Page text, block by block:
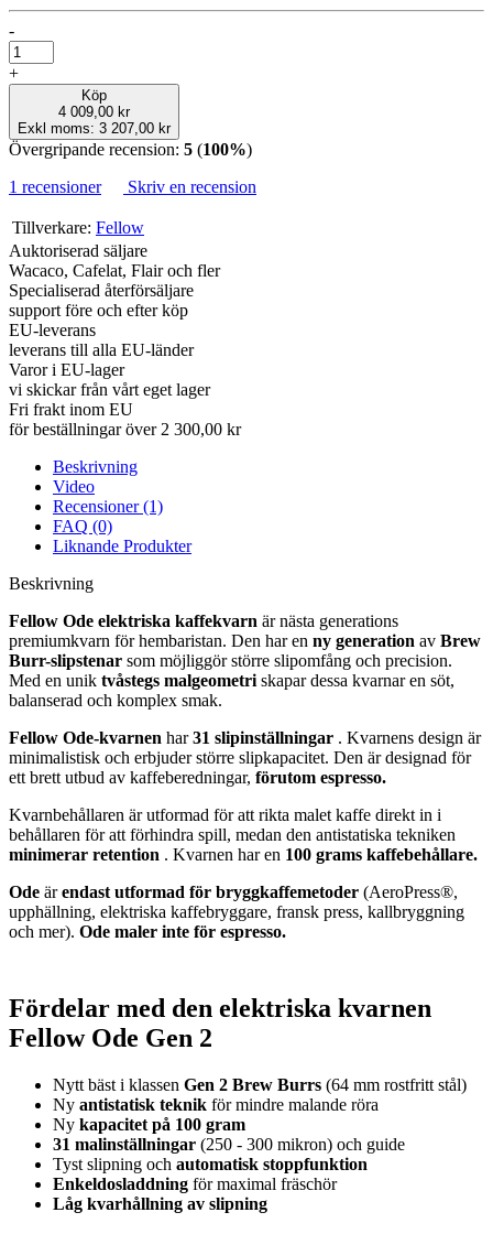
-
+
Köp
4 009,00 kr
Exkl moms: 3 207,00 kr
Övergripande recension: 5 (100%)
1 recensioner
Skriv en recension
Tillverkare: Fellow
Auktoriserad säljare
Wacaco, Cafelat, Flair och fler
Specialiserad återförsäljare
support före och efter köp
EU-leverans
leverans till alla EU-länder
Varor i EU-lager
vi skickar från vårt eget lager
Fri frakt inom EU
för beställningar över 2 300,00 kr
Beskrivning
Video
Recensioner (1)
FAQ (0)
Liknande Produkter
Beskrivning
Fellow Ode elektriska kaffekvarn är nästa generations
premiumkvarn för hembaristan. Den har en ny generation av Brew
Burr-slipstenar som möjliggör större slipomfång och precision.
Med en unik tvåstegs malgeometri skapar dessa kvarnar en söt,
balanserad och komplex smak.
Fellow Ode-kvarnen har31 slipinställningar . Kvarnens design är
minimalistisk och erbjuder större slipkapacitet. Den är designad för
ett brett utbud av kaffeberedningar, förutom espresso.
Kvarnbehållaren är utformad för att rikta malet kaffe direkt in i
behållaren för att förhindra spill, medan den antistatiska tekniken
minimerar retention . Kvarnen har en 100 grams kaffebehållare.
Ode ärendast utformad för bryggkaffemetoder (AeroPress®,
upphällning, elektriska kaffebryggare, fransk press, kallbryggning
och mer). Ode maler inte för espresso.
Fördelar med den elektriska kvarnen
Fellow Ode Gen 2
Nytt bäst i klassen Gen 2 Brew Burrs (64 mm rostfritt stål)
Ny antistatisk teknik för mindre malande röra
Ny kapacitet på 100 gram
31 malinställningar (250 - 300 mikron) och guide
Tyst slipning och automatisk stoppfunktion
Enkeldosladdning för maximal fräschör
Låg kvarhållning av slipning